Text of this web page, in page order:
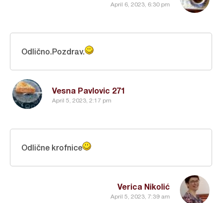
April 6, 2023, 6:30 pm
Vesna Pavlovic 271
April 5, 2023, 2:17 pm
Odlično.Pozdrav.
Verica Nikolić
April 5, 2023, 7:39 am
Odlične krofnice